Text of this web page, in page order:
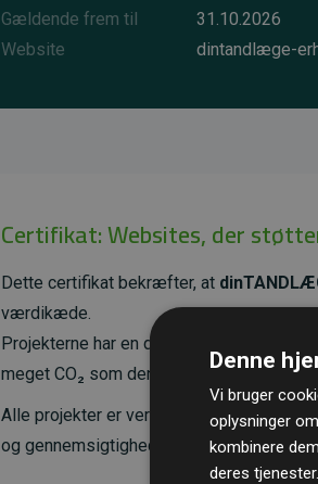
Gældende frem til
31.10.2026
Website
dintandlæge-
Certifikat: Websites, der
Dette certifikat bekræfter, at
værdikæde.
Projekterne har en dokumenteret CO₂-
meget CO₂ som den estimerede
Alle projekter er verificeret gennemGold
og gennemsigtighed i
Denne
Vi bruger
oplysninger
kombinere
deres tjenester.